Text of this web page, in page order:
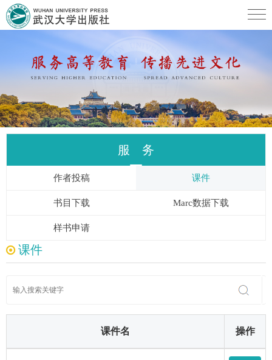
服 务
作者投稿 课件
书目下载 Marc数据下载
样书申请
课件
课件名 操作